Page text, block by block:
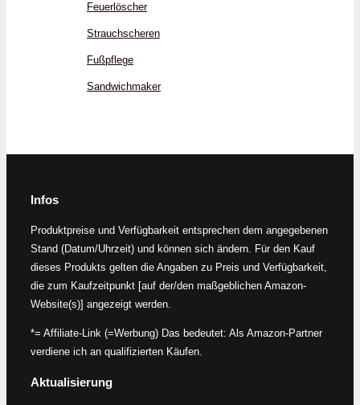
Feuerlöscher
Strauchscheren
Fußpflege
Sandwichmaker
Infos
Produktpreise und Verfügbarkeit entsprechen dem angegebenen
Stand (Datum/Uhrzeit) und können sich ändern. Für den Kauf
dieses Produkts gelten die Angaben zu Preis und Verfügbarkeit,
die zum Kaufzeitpunkt [auf der/den maßgeblichen Amazon-
Website(s)] angezeigt werden.
*= Affiliate-Link (=Werbung) Das bedeutet: Als Amazon-Partner
verdiene ich an qualifizierten Käufen.
Aktualisierung